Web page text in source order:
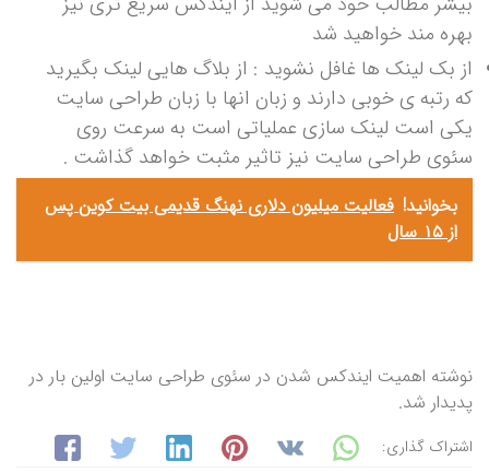
بهره مند خواهید شد
از بک لینک ها غافل نشوید : از بلاگ هایی لینک بگیرید
که رتبه ی خوبی دارند و زبان انها با زبان طراحی سایت
یکی است لینک سازی عملیاتی است به سرعت روی
سئوی طراحی سایت نیز تاثیر مثبت خواهد گذاشت .
بخوانید! فعالیت میلیون دلاری نهنگ قدیمی بیت کوین پس
از ۱۵ سال
نوشته اهمیت ایندکس شدن در سئوی طراحی سایت اولین بار در
پدیدار شد.
اشتراک گذاری: